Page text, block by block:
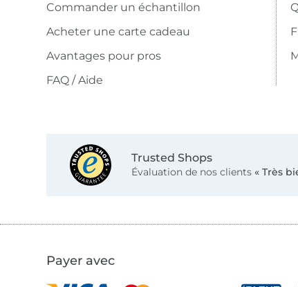
Commander un échantillon
Acheter une carte cadeau
Avantages pour pros
FAQ / Aide
Trusted Shops
Évaluation de nos clients « Très
Payer avec